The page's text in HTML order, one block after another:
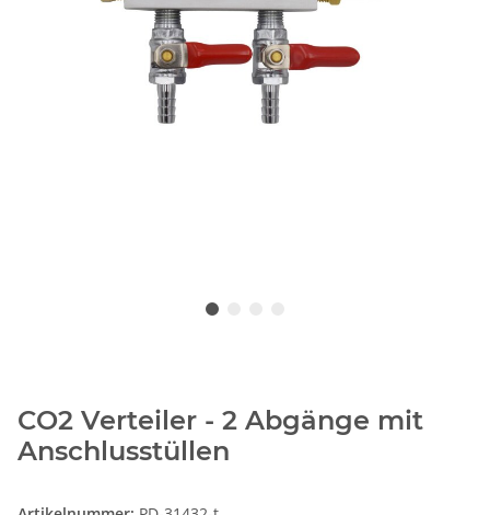
CO2 Verteiler - 2 Abgänge mit
Anschlusstüllen